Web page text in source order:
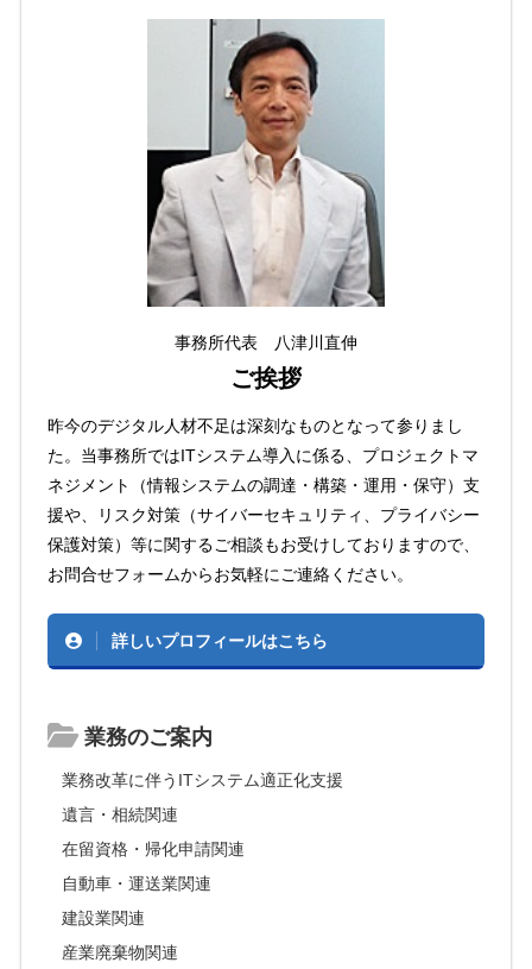
事務所代表 八津川直伸
ご挨拶
昨今のデジタル人材不足は深刻なものとなって参りまし
た。当事務所ではITシステム導入に係る、プロジェクトマ
ネジメント（情報システムの調達・構築・運用・保守）支
援や、リスク対策（サイバーセキュリティ、プライバシー
保護対策）等に関するご相談もお受けしておりますので、
お問合せフォームからお気軽にご連絡ください。
詳しいプロフィールはこちら
業務のご案内
業務改革に伴うITシステム適正化支援
遺言・相続関連
在留資格・帰化申請関連
自動車・運送業関連
建設業関連
産業廃棄物関連